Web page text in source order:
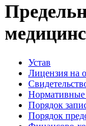
Устав
Лицензия на
Нормативные
Порядок
Порядок